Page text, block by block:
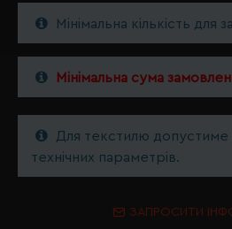
Мінімальна кількість для
Мінімальна сума
Для текстилю допустиме
технічних параметрів.
ЗАПРОСИТИ